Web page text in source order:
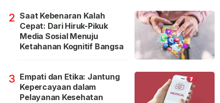
2 Saat Kebenaran Kalah
Cepat: Dari Hiruk-Pikuk
Media Sosial Menuju
Ketahanan Kognitif Bangsa
3 Empati dan Etika: Jantung
Kepercayaan dalam
Pelayanan Kesehatan